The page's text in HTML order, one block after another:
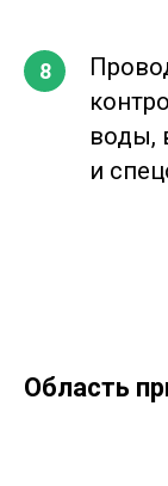
воды,
и
Область